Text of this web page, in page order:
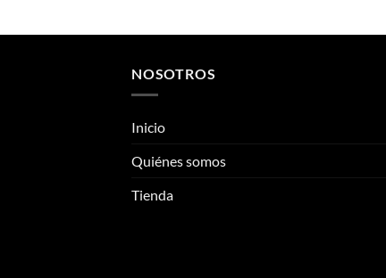
NOSOTROS
Inicio
Quiénes somos
Tienda